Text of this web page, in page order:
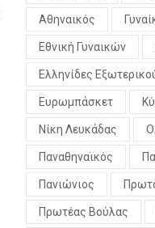
Αθηναικός
Εθνική Γυναικών
Ελληνίδες
Ευρωμπάσκετ
Νίκη Λευκάδας
Παναθηναϊκός
Πανιώνιος
Πρωτέας Βούλας